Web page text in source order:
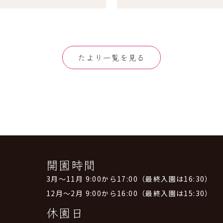
たより一覧を見る
開園時間
3月～11月 9:00から17:00（最終入園は16:30）
12月～2月 9:00から16:00（最終入園は15:30）
休園日